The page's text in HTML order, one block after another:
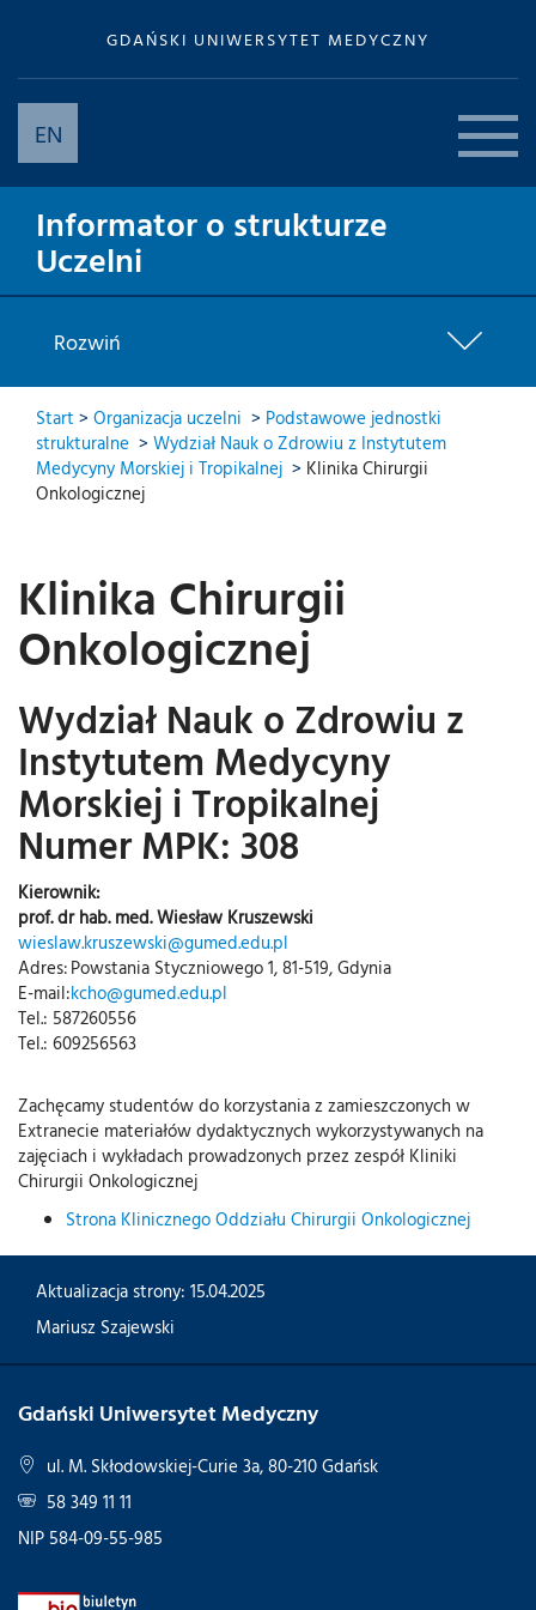
GDAŃSKI UNIWERSYTET MEDYCZNY
EN
Informator o strukturze
Uczelni
Rozwiń
Start > Organizacja uczelni > Podstawowe jednostki
strukturalne > Wydział Nauk o Zdrowiu z Instytutem
Medycyny Morskiej i Tropikalnej > Klinika Chirurgii
Onkologicznej
Klinika Chirurgii
Onkologicznej
Wydział Nauk o Zdrowiu z
Instytutem Medycyny
Morskiej i Tropikalnej
Numer MPK: 308
Kierownik:
prof. dr hab. med. Wiesław Kruszewski
wieslaw.kruszewski@gumed.edu.pl
Adres:Powstania Styczniowego 1, 81-519, Gdynia
E-mail:kcho@gumed.edu.pl
Tel.: 587260556
Tel.: 609256563
Zachęcamy studentów do korzystania z zamieszczonych w
Extranecie materiałów dydaktycznych wykorzystywanych na
zajęciach i wykładach prowadzonych przez zespół Kliniki
Chirurgii Onkologicznej
Strona Klinicznego Oddziału Chirurgii Onkologicznej
Aktualizacja strony: 15.04.2025
Mariusz Szajewski
Gdański Uniwersytet Medyczny
ul. M. Skłodowskiej-Curie 3a, 80-210 Gdańsk
58 349 11 11
NIP 584-09-55-985